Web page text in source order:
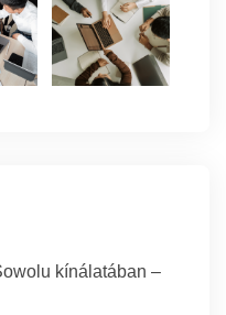
kínálatában –